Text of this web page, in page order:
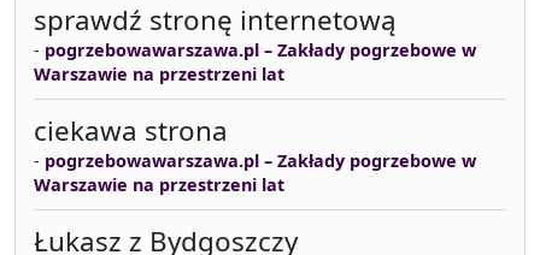
sprawdź stronę internetową
- pogrzebowawarszawa.pl – Zakłady pogrzebowe w
Warszawie na przestrzeni lat
ciekawa strona
- pogrzebowawarszawa.pl – Zakłady pogrzebowe w
Warszawie na przestrzeni lat
Łukasz z Bydgoszczy